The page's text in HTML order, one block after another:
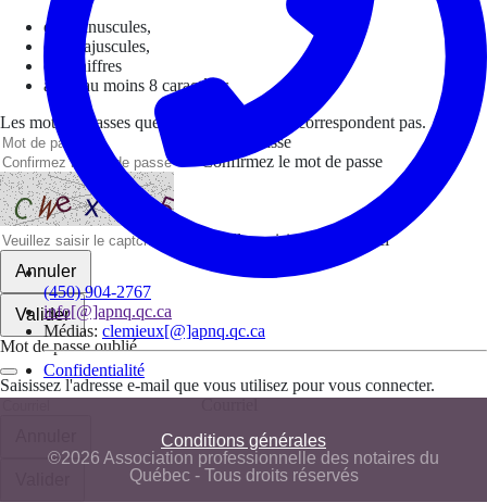
(450) 904-2767
info[@]apnq.qc.ca
Médias: clemieux[@]apnq.qc.ca
Confidentialité
Conditions générales
©2026 Association professionnelle des notaires du
Québec - Tous droits réservés
des minuscules,
des majuscules,
des chiffres
avoir au moins 8 caractères
Les mots de passes que vous avez saisis ne correspondent pas.
Mot de passe
Confirmez le mot de passe
Veuillez saisir le captcha ici
Annuler
Valider
Mot de passe oublié
Saisissez l'adresse e-mail que vous utilisez pour vous connecter.